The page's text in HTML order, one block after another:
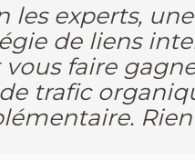
les experts,
de liens
faire
trafic